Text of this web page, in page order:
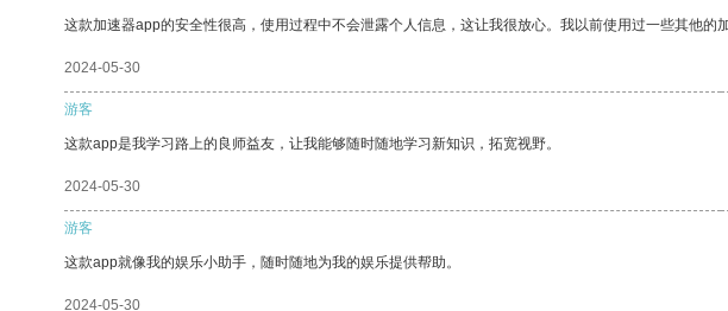
这款加速器app的安全性很高，使用过程中不会泄露个人信息，这让我很放心。我以前使用过一些其他的
2024-05-30
游客
这款app是我学习路上的良师益友，让我能够随时随地学习新知识，拓宽视野。
2024-05-30
游客
这款app就像我的娱乐小助手，随时随地为我的娱乐提供帮助。
2024-05-30